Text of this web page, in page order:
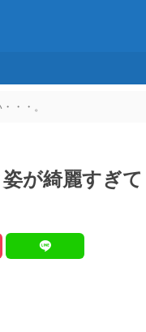
・・。
が綺麗すぎて